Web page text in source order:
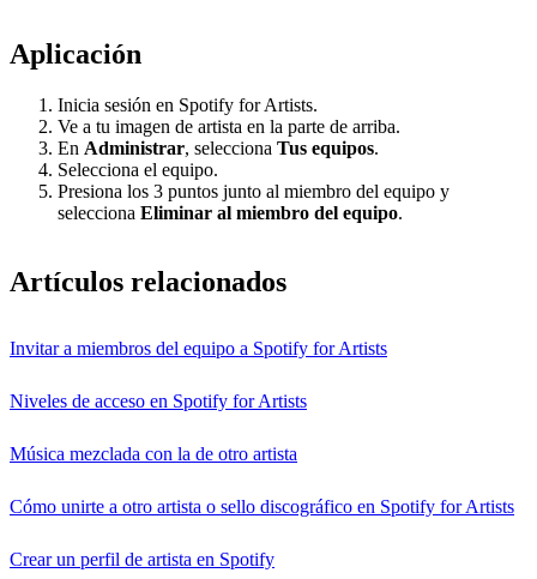
Aplicación
Inicia sesión en Spotify for Artists.
Ve a tu imagen de artista en la parte de arriba.
En Administrar, selecciona Tus equipos.
Selecciona el equipo.
Presiona los 3 puntos junto al miembro del equipo y
selecciona Eliminar al miembro del equipo.
Artículos relacionados
Invitar a miembros del equipo a Spotify for Artists
Niveles de acceso en Spotify for Artists
Música mezclada con la de otro artista
Cómo unirte a otro artista o sello discográfico en Spotify for Artists
Crear un perfil de artista en Spotify